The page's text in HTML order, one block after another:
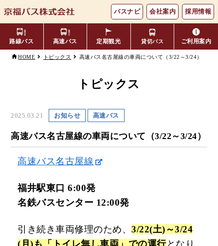
バスナビ 会社案内 採用情報
路線バス
のりば案内
エリア別路線図一覧
季節・特別運行バス 配布時刻表
コミュニティバス
リアルタイムバス位置＆時刻表
10種類のICカードが利用可能
高速バス
小松空港線
定期観光 貸切バス ご利用案内
お忘れ物について
引
よくあるご質問
キャッシュレス対応
HOME トピックス 高速バス名古屋線の車両について（3/22～3/24）
トピックス
2025.03.21 お知らせ 高速バス
高速バス名古屋線の車両について（3/22～3/24）
高速バス名古屋線
福井駅東口 6:00発
名鉄バスセンター 12:00発
引き続き車両修理のため、3/22(土)～3/24
(月)も「トイレ無し車両」での運行となり